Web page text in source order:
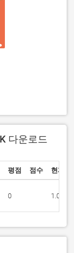
다운로드
평점 점수 현재
0 1.0.6